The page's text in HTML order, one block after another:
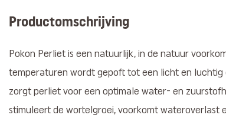
Productomschrijving
Pokon Perliet is een natuurlijk, in de natuur
temperaturen wordt gepoft tot een licht en
zorgt perliet voor een optimale water- en
stimuleert de wortelgroei, voorkomt wateroverlast